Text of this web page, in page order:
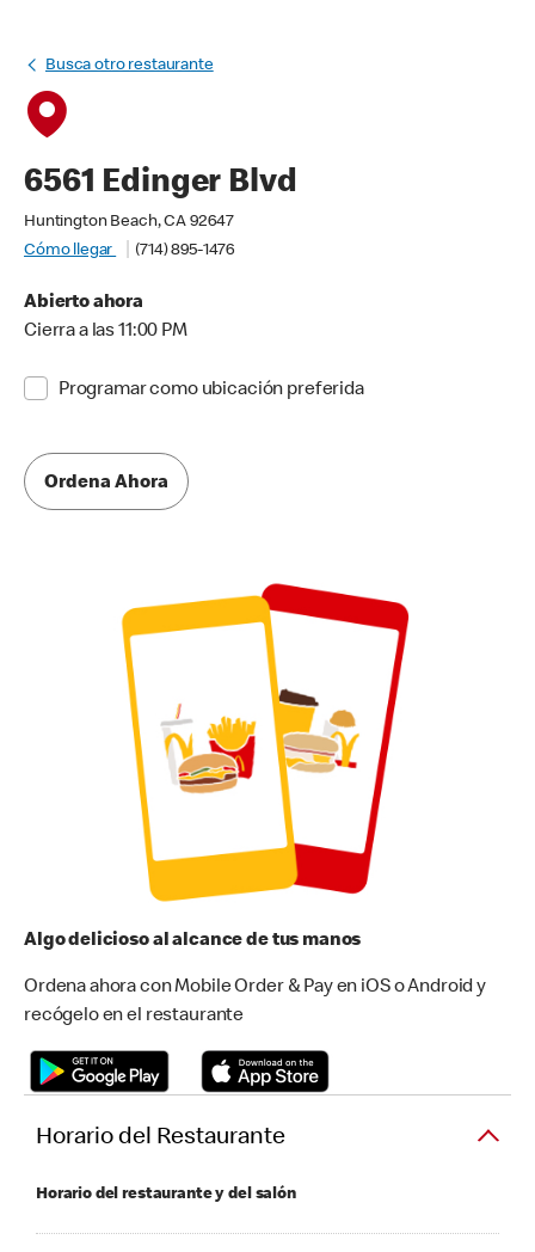
Busca otro restaurante
6561 Edinger Blvd
Huntington Beach, CA 92647
Cómo llegar
(714) 895-1476
Abierto ahora
Cierra a las 11:00 PM
Programar como ubicación preferida
Ordena Ahora
Algo delicioso al alcance de tus manos
Ordena ahora con Mobile Order & Pay en iOS o Android y
recógelo en el restaurante
Horario del Restaurante
Horario del restaurante y del salón